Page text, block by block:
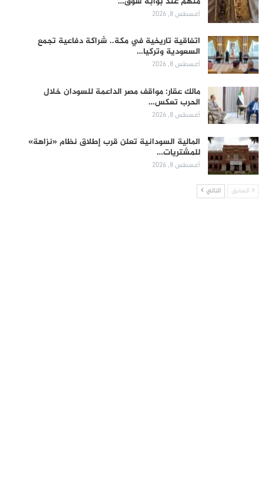
أغسطس 8, 2026
اتفاقية تاريخية في مكة.. شراكة دفاعية تجمع
السعودية وتركيا…
أغسطس 8, 2026
مالك عقار: مواقف مصر الداعمة للسودان خلال
الحرب تعكس…
أغسطس 8, 2026
المالية السودانية تعلن قرب إطلاق نظام «نزاهة»
للمشتريات…
أغسطس 8, 2026
السابق التالي